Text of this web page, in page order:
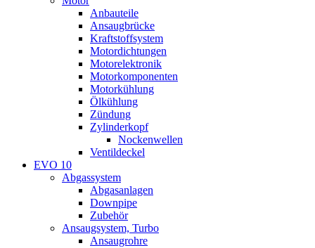
Anbauteile
Ansaugbrücke
Kraftstoffsystem
Motordichtungen
Motorelektronik
Motorkomponenten
Motorkühlung
Ölkühlung
Zündung
Zylinderkopf
Nockenwellen
Ventildeckel
EVO 10
Abgassystem
Abgasanlagen
Downpipe
Zubehör
Ansaugsystem, Turbo
Ansaugrohre